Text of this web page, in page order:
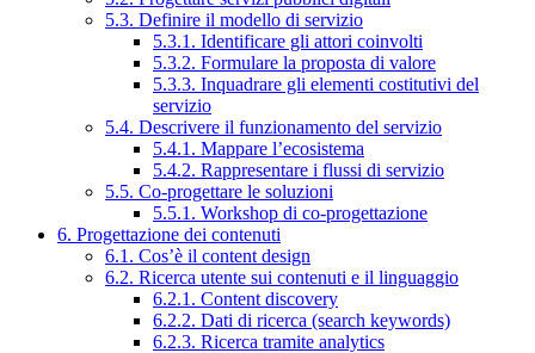
5.3. Definire il modello di servizio
5.3.1. Identificare gli attori coinvolti
5.3.2. Formulare la proposta di valore
5.3.3. Inquadrare gli elementi costitutivi del
servizio
5.4. Descrivere il funzionamento del servizio
5.4.1. Mappare l’ecosistema
5.4.2. Rappresentare i flussi di servizio
5.5. Co-progettare le soluzioni
5.5.1. Workshop di co-progettazione
6. Progettazione dei contenuti
6.1. Cos’è il content design
6.2. Ricerca utente sui contenuti e il linguaggio
6.2.1. Content discovery
6.2.2. Dati di ricerca (search keywords)
6.2.3. Ricerca tramite analytics